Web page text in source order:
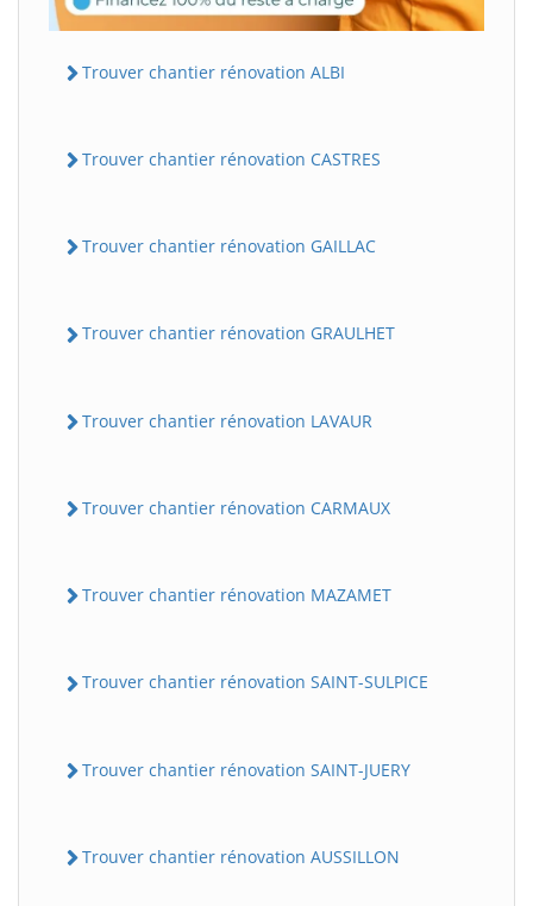
Trouver chantier rénovation ALBI
Trouver chantier rénovation CASTRES
Trouver chantier rénovation GAILLAC
Trouver chantier rénovation GRAULHET
Trouver chantier rénovation LAVAUR
Trouver chantier rénovation CARMAUX
Trouver chantier rénovation MAZAMET
Trouver chantier rénovation SAINT-SULPICE
Trouver chantier rénovation SAINT-JUERY
Trouver chantier rénovation AUSSILLON